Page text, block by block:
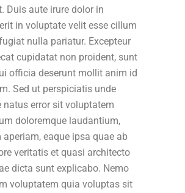
Duis aute irure dolor in
in voluptate velit esse cillum
nulla pariatur. Excepteur
cupidatat non proident, sunt
officia deserunt mollit anim id
Sed ut perspiciatis unde
natus error sit voluptatem
doloremque laudantium,
eaque ipsa quae ab
veritatis et quasi architecto
dicta sunt explicabo. Nemo
voluptatem quia voluptas sit